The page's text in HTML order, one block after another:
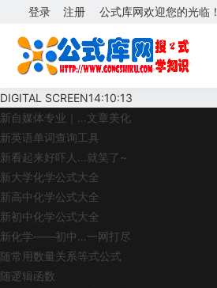
公式库网欢迎您的光临！
登录 注册
DIGITAL SCREEN14:10:13
新自媒体专业｜…文章美化
新英语单词查询工具
新看起来好吓人…就笑了~
新大学化学公式大全
新高中化学公式大全
新初中化学公式大全
新化学——初中…一网打尽
随常用数量关系等式公式
随逻辑函数